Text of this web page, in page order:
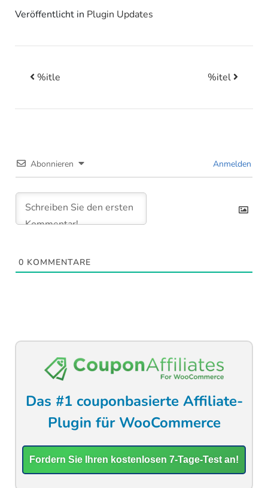
Veröffentlicht in Plugin Updates
Beitrags-Navigation
%itle %itel
Abonnieren Anmelden
0 KOMMENTARE
Das #1 couponbasierte Affiliate-
Plugin für WooCommerce
Fordern Sie Ihren kostenlosen 7-Tage-Test an!